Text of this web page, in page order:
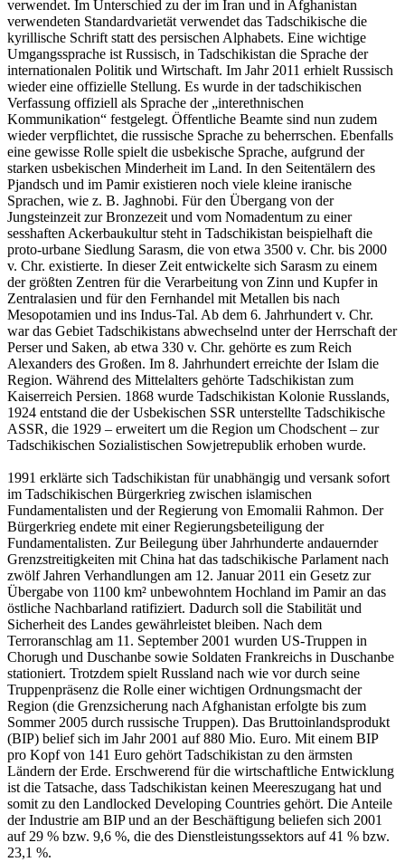
verwendet. Im Unterschied zu der im Iran und in Afghanistan
verwendeten Standardvarietät verwendet das Tadschikische die
kyrillische Schrift statt des persischen Alphabets. Eine wichtige
Umgangssprache ist Russisch, in Tadschikistan die Sprache der
internationalen Politik und Wirtschaft. Im Jahr 2011 erhielt Russisch
wieder eine offizielle Stellung. Es wurde in der tadschikischen
Verfassung offiziell als Sprache der „interethnischen
Kommunikation“ festgelegt. Öffentliche Beamte sind nun zudem
wieder verpflichtet, die russische Sprache zu beherrschen. Ebenfalls
eine gewisse Rolle spielt die usbekische Sprache, aufgrund der
starken usbekischen Minderheit im Land. In den Seitentälern des
Pjandsch und im Pamir existieren noch viele kleine iranische
Sprachen, wie z. B. Jaghnobi. Für den Übergang von der
Jungsteinzeit zur Bronzezeit und vom Nomadentum zu einer
sesshaften Ackerbaukultur steht in Tadschikistan beispielhaft die
proto-urbane Siedlung Sarasm, die von etwa 3500 v. Chr. bis 2000
v. Chr. existierte. In dieser Zeit entwickelte sich Sarasm zu einem
der größten Zentren für die Verarbeitung von Zinn und Kupfer in
Zentralasien und für den Fernhandel mit Metallen bis nach
Mesopotamien und ins Indus-Tal. Ab dem 6. Jahrhundert v. Chr.
war das Gebiet Tadschikistans abwechselnd unter der Herrschaft der
Perser und Saken, ab etwa 330 v. Chr. gehörte es zum Reich
Alexanders des Großen. Im 8. Jahrhundert erreichte der Islam die
Region. Während des Mittelalters gehörte Tadschikistan zum
Kaiserreich Persien. 1868 wurde Tadschikistan Kolonie Russlands,
1924 entstand die der Usbekischen SSR unterstellte Tadschikische
ASSR, die 1929 – erweitert um die Region um Chodschent – zur
Tadschikischen Sozialistischen Sowjetrepublik erhoben wurde.
1991 erklärte sich Tadschikistan für unabhängig und versank sofort
im Tadschikischen Bürgerkrieg zwischen islamischen
Fundamentalisten und der Regierung von Emomalii Rahmon. Der
Bürgerkrieg endete mit einer Regierungsbeteiligung der
Fundamentalisten. Zur Beilegung über Jahrhunderte andauernder
Grenzstreitigkeiten mit China hat das tadschikische Parlament nach
zwölf Jahren Verhandlungen am 12. Januar 2011 ein Gesetz zur
Übergabe von 1100 km² unbewohntem Hochland im Pamir an das
östliche Nachbarland ratifiziert. Dadurch soll die Stabilität und
Sicherheit des Landes gewährleistet bleiben. Nach dem
Terroranschlag am 11. September 2001 wurden US-Truppen in
Chorugh und Duschanbe sowie Soldaten Frankreichs in Duschanbe
stationiert. Trotzdem spielt Russland nach wie vor durch seine
Truppenpräsenz die Rolle einer wichtigen Ordnungsmacht der
Region (die Grenzsicherung nach Afghanistan erfolgte bis zum
Sommer 2005 durch russische Truppen). Das Bruttoinlandsprodukt
(BIP) belief sich im Jahr 2001 auf 880 Mio. Euro. Mit einem BIP
pro Kopf von 141 Euro gehört Tadschikistan zu den ärmsten
Ländern der Erde. Erschwerend für die wirtschaftliche Entwicklung
ist die Tatsache, dass Tadschikistan keinen Meereszugang hat und
somit zu den Landlocked Developing Countries gehört. Die Anteile
der Industrie am BIP und an der Beschäftigung beliefen sich 2001
auf 29 % bzw. 9,6 %, die des Dienstleistungssektors auf 41 % bzw.
23,1 %.